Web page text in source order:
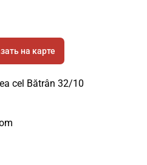
на карте
cel Bătrân 32/10